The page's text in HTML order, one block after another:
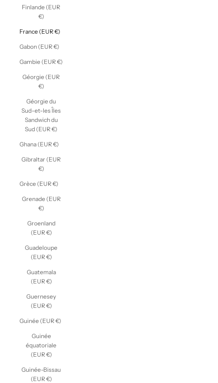
Finlande (EUR
€)
France (EUR €)
Gabon (EUR €)
Gambie (EUR €)
Géorgie (EUR
€)
Géorgie du
Sud-et-les Îles
Sandwich du
Sud (EUR €)
Ghana (EUR €)
Gibraltar (EUR
€)
Grèce (EUR €)
Grenade (EUR
€)
Groenland
(EUR €)
Guadeloupe
(EUR €)
Guatemala
(EUR €)
Guernesey
(EUR €)
Guinée (EUR €)
Guinée
équatoriale
(EUR €)
Guinée-Bissau
(EUR €)